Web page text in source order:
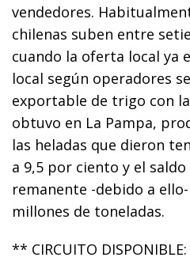
vendedores.
chilenas suben entre
cuando la oferta local ya
local según operadores
exportable de trigo con
obtuvo en La Pampa,
las heladas que dieron
a 9,5 por ciento y el
remanente -debido a
millones de toneladas.
** CIRCUITO